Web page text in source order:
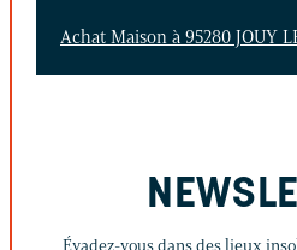
Achat Maison à 95280 JOUY
Évadez-vous dans des lieux